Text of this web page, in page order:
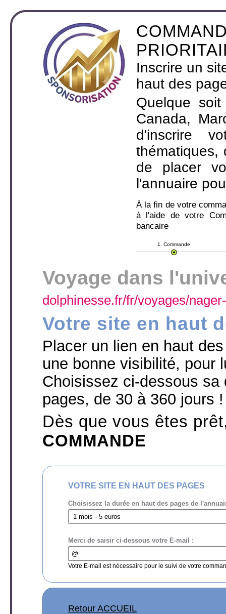
Inscrire un
haut des
Quelque
Canada,
d'inscrire
thématiques,
de placer
l'annuaire
À la fin de votre
à l'aide de votre
bancaire
1. Commande
Voyage dans
dolphinesse.fr/fr/voyages/
Votre site en haut
Placer un lien en haut
une bonne visibilité, pour
Choisissez ci-dessous
pages, de 30 à 360 jours !
Dès que vous êtes
COMMANDE
VOTRE SITE EN HAUT DES PAGES
Choisissez la durée en haut des pages de
Merci de saisir ci-dessous votre E-mail :
Votre E-mail est nécessaire pour le suivi de votre
Retour ACCUEIL